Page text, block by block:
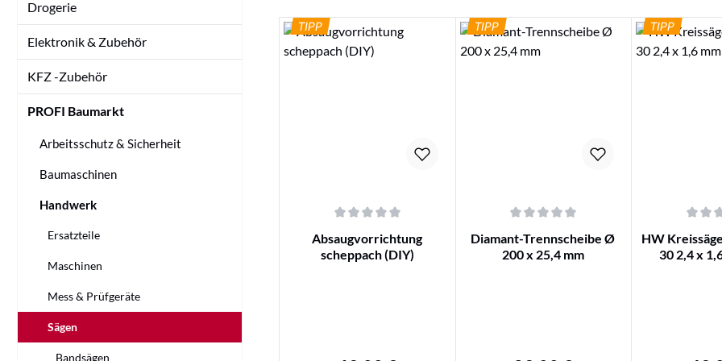
Drogerie
Elektronik & Zubehör
KFZ -Zubehör
PROFI Baumarkt
Arbeitsschutz & Sicherheit
Baumaschinen
Handwerk
Ersatzteile
Maschinen
Mess & Prüfgeräte
Sägen
Bandsägen
TIPP
Durchschnittliche Bewertung von 0 von 5 Sternen
Absaugvorrichtung
scheppach (DIY)
TIPP
Durchschnittliche Bewertung von 0 von 5
Diamant-Trennscheibe Ø
200 x 25,4 mm
TIPP
HW
30 2,4 x